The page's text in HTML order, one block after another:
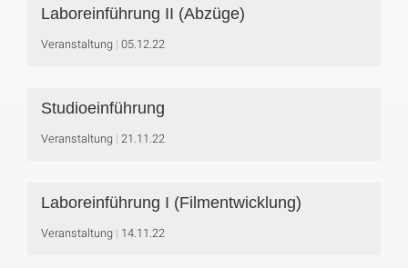
Laboreinführung II (Abzüge)
Veranstaltung 05.12.22
Studioeinführung
Veranstaltung 21.11.22
Laboreinführung I (Filmentwicklung)
Veranstaltung 14.11.22